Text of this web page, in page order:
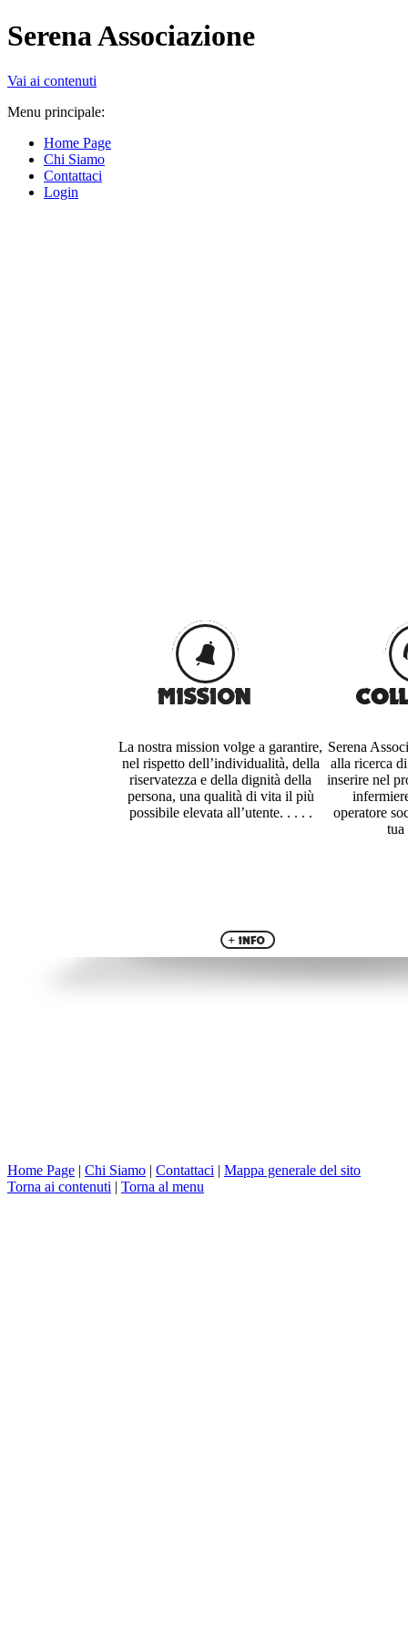
Serena Associazione
Vai ai contenuti
Menu principale:
Home Page
Chi Siamo
Contattaci
Login
La nostra mission volge a garantire,
nel rispetto dell’individualità, della
riservatezza e della dignità della
persona, una qualità di vita il più
possibile elevata all’utente. . . . .
Serena
alla ricerca
inserire nel
operatore
tua
Home Page | Chi Siamo | Contattaci | Mappa generale del sito
Torna ai contenuti | Torna al menu